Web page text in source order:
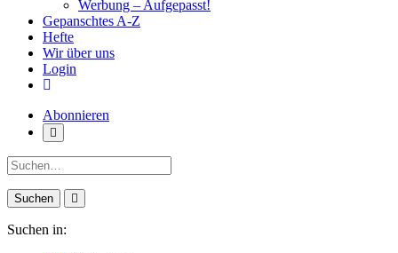
Werbung – Aufgepasst!
Gepanschtes A-Z
Hefte
Wir über uns
Login
Abonnieren
Suche:
Suchen in: